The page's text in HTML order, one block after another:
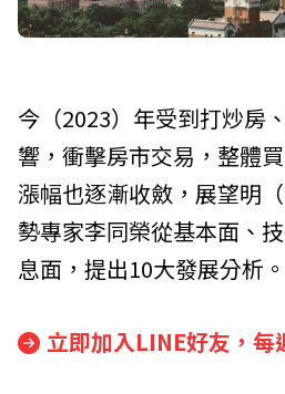
今（2023）年受到打炒房
響，衝擊房市交易，整體
漲幅也逐漸收斂，展望明
勢專家李同榮從基本面、
息面，提出10大發展分析。
立即加入LINE好友，每